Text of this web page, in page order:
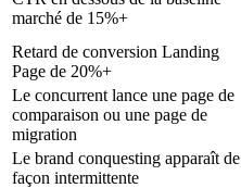
marché de 15%+
Retard de conversion Landing
Page de 20%+
Le concurrent lance une page de
comparaison ou une page de
migration
Le brand conquesting apparaît de
façon intermittente